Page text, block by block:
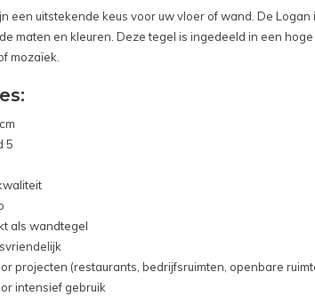
een uitstekende keus voor uw vloer of wand. De
maten en kleuren. Deze tegel is ingedeeld in een
mozaïek.
5
als wandtegel
projecten (restaurants, bedrijfsruimten, openbare
intensief gebruik